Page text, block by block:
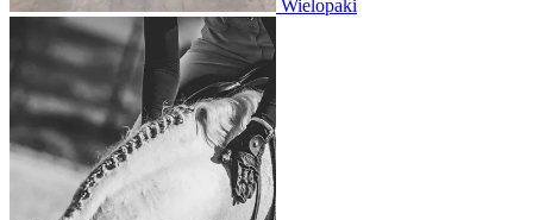
Wielopaki